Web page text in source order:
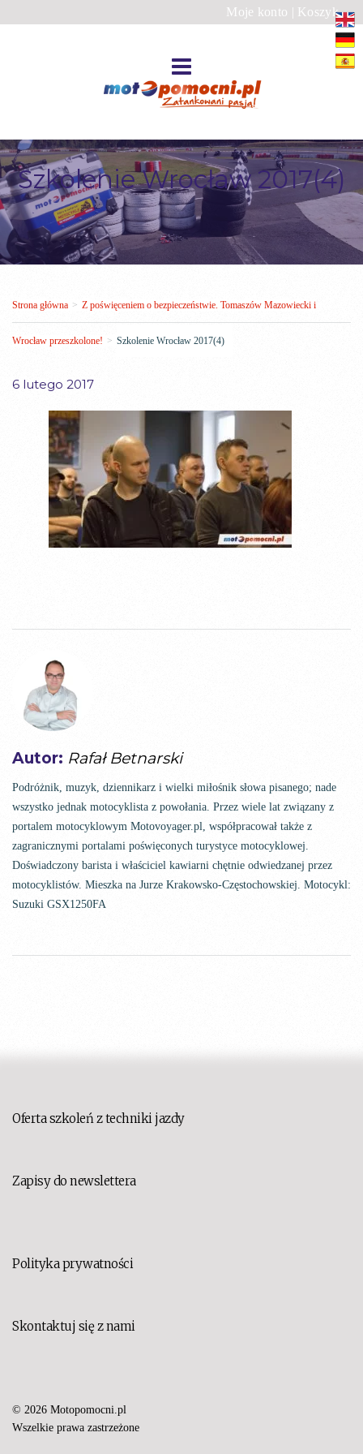
Moje konto | Koszyk
Szkolenie Wrocław 2017(4)
Strona główna > Z poświęceniem o bezpieczeństwie. Tomaszów Mazowiecki i
Wrocław przeszkolone! > Szkolenie Wrocław 2017(4)
6 lutego 2017
Autor: Rafał Betnarski
Podróżnik, muzyk, dziennikarz i wielki miłośnik słowa pisanego; nade
wszystko jednak motocyklista z powołania. Przez wiele lat związany z
portalem motocyklowym Motovoyager.pl, współpracował także z
zagranicznymi portalami poświęconych turystyce motocyklowej.
Doświadczony barista i właściciel kawiarni chętnie odwiedzanej przez
motocyklistów. Mieszka na Jurze Krakowsko-Częstochowskiej. Motocykl:
Suzuki GSX1250FA
Oferta szkoleń z techniki jazdy
Zapisy do newslettera
Polityka prywatności
Skontaktuj się z nami
© 2026 Motopomocni.pl
Wszelkie prawa zastrzeżone
Set Youtube Channel ID